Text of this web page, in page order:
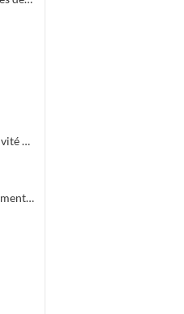
O.M.S. : Subventions et répartitions. Factures. Bilans d'activité Conventions avec la ville
Centre Médico Sportif : Assemblées générales, fonctionnement, projet de contrat, subvention